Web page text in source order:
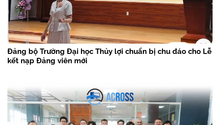
Đảng bộ Trường Đại học Thủy lợi chuẩn bị chu đáo cho Lễ
kết nạp Đảng viên mới